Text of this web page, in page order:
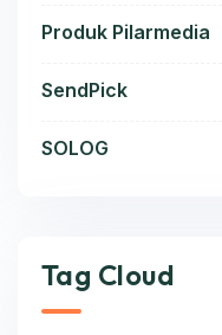
Produk Pilarmedia
SendPick
SOLOG
Tag Cloud